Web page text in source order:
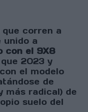
corren a
unido a
con el 9X8
2023 y
el modelo
de
más radical) de
suelo del